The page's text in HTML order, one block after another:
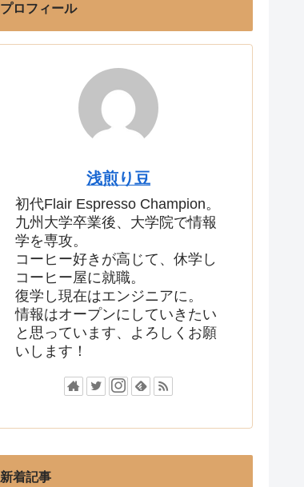
プロフィール
浅煎り豆
初代Flair Espresso Champion。
九州大学卒業後、大学院で情報
学を専攻。
コーヒー好きが高じて、休学し
コーヒー屋に就職。
復学し現在はエンジニアに。
情報はオープンにしていきたい
と思っています、よろしくお願
いします！
新着記事